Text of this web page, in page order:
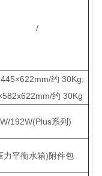
/
约 30Kg;
约 30Kg
192W(Plus系列)
力平衡水箱)附件包